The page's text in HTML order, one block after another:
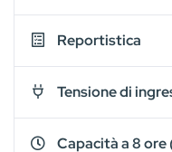
Reportistica
Tensione di
Capacità a 8